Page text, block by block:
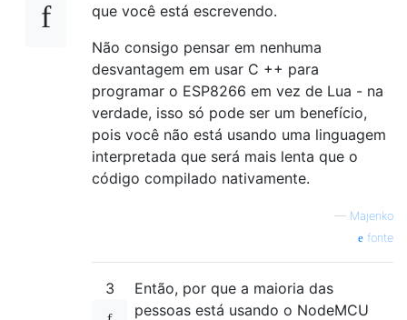
que você está escrevendo.
Não consigo pensar em nenhuma
desvantagem em usar C ++ para
programar o ESP8266 em vez de Lua - na
verdade, isso só pode ser um benefício,
pois você não está usando uma linguagem
interpretada que será mais lenta que o
código compilado nativamente.
— Majenko
fonte
3
Então, por que a maioria das
pessoas está usando o NodeMCU